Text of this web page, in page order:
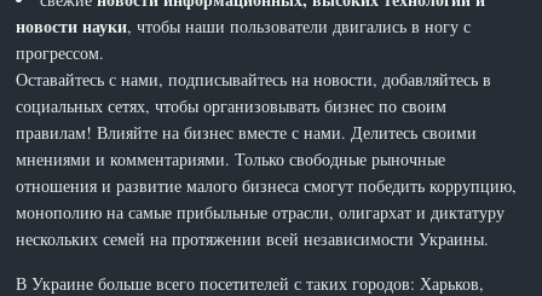
новости науки, чтобы наши пользователи двигались в ногу с
прогрессом.
Оставайтесь с нами, подписывайтесь на новости, добавляйтесь в
социальных сетях, чтобы организовывать бизнес по своим
правилам! Влияйте на бизнес вместе с нами. Делитесь своими
мнениями и комментариями. Только свободные рыночные
отношения и развитие малого бизнеса смогут победить коррупцию,
монополию на самые прибыльные отрасли, олигархат и диктатуру
нескольких семей на протяжении всей независимости Украины.
В Украине больше всего посетителей с таких городов: Харьков,